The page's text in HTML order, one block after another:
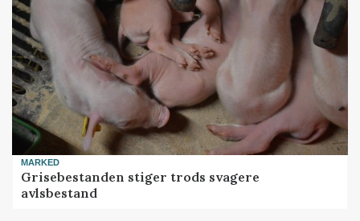
MARKED
Grisebestanden stiger trods svagere
avlsbestand